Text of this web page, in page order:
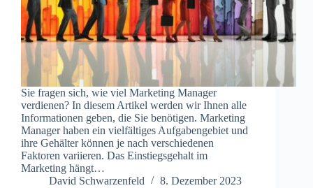
Sie fragen sich, wie viel Marketing Manager
verdienen? In diesem Artikel werden wir Ihnen alle
Informationen geben, die Sie benötigen. Marketing
Manager haben ein vielfältiges Aufgabengebiet und
ihre Gehälter können je nach verschiedenen
Faktoren variieren. Das Einstiegsgehalt im
Marketing hängt…
David Schwarzenfeld
8. Dezember 2023